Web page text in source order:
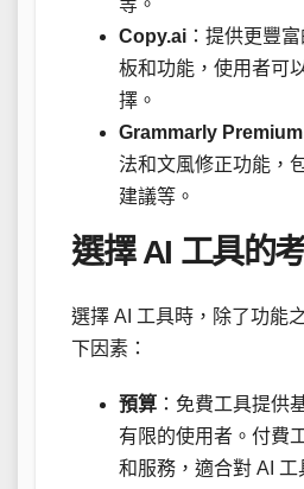
Copy.ai ：提供更豐
板和功能，使用者可
擇。
Grammarly Premium
法和文風修正功能，
建議等。
選擇 AI 工具的
選擇 AI 工具時，除了功能
下因素：
預算 ：免費工具提供
有限的使用者。付費
和服務，適合對 AI